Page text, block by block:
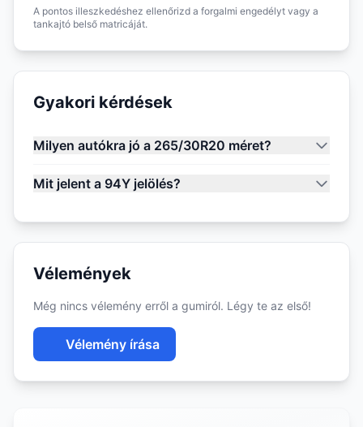
A pontos illeszkedéshez ellenőrizd a forgalmi engedélyt vagy a
tankajtó belső matricáját.
Gyakori kérdések
Milyen autókra jó a 265/30R20 méret?
Mit jelent a 94Y jelölés?
Vélemények
Még nincs vélemény erről a gumiról. Légy te az első!
Vélemény írása